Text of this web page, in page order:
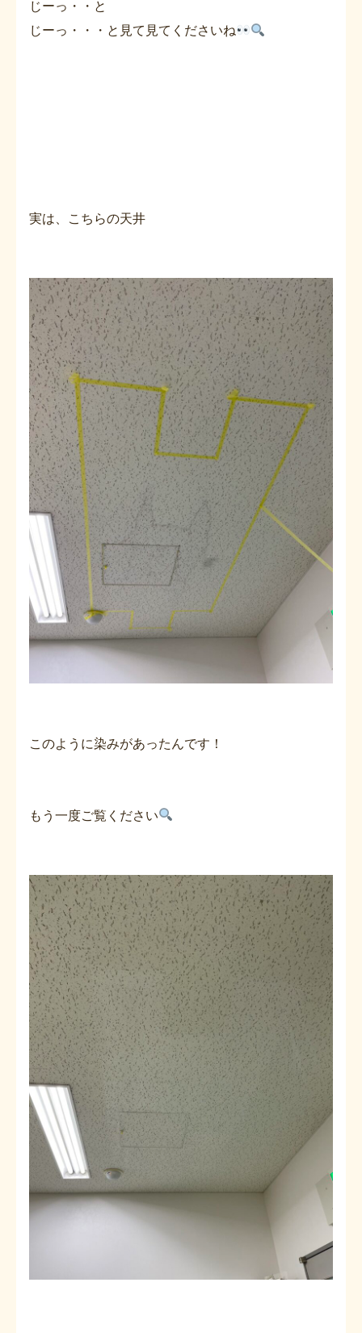
じーっ・・と
じーっ・・・と見て見てくださいね
実は、こちらの天井
このように染みがあったんです！
もう一度ご覧ください